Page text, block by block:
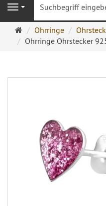
Navigation
Ohrringe
Ohrstecker
Ohrringe
Ohrringe Ohrstecker